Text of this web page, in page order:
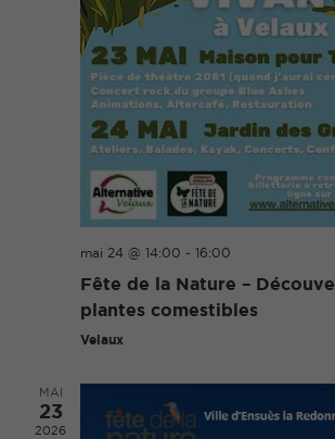
mai 24 @ 14:00 - 16:00
Fête de la Nature –
plantes comestibles
Velaux
MAI
23
2026